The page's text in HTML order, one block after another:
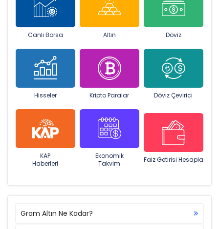
Canlı Borsa Altın Döviz
Hisseler Kripto Paralar Döviz Çevirici
KAP
Haberleri
Ekonomik
Takvim
Faiz Getirisi Hesapla
Gram Altın Ne Kadar?